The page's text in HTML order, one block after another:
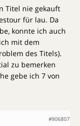
Titel nie gekauft
für lau. Da
konnte ich auch
mit dem
des Titels).
zu bemerken
gebe ich 7 von
#906807